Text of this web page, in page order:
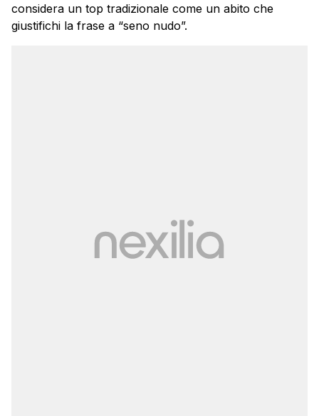
considera un top tradizionale come un abito che
giustifichi la frase a “seno nudo”.